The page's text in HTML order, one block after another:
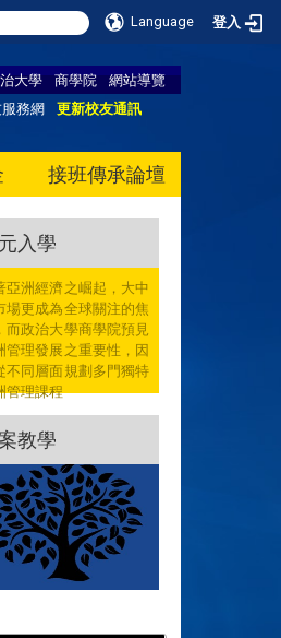
Language 登入
大學 商學院
網站導覽
務網
更新校友通訊
接班傳承論壇
入學
亞洲經濟之崛起，大中
場更成為全球關注的焦
而政治大學商學院預見
管理發展之重要性，因
不同層面規劃多門獨特
管理課程
教學